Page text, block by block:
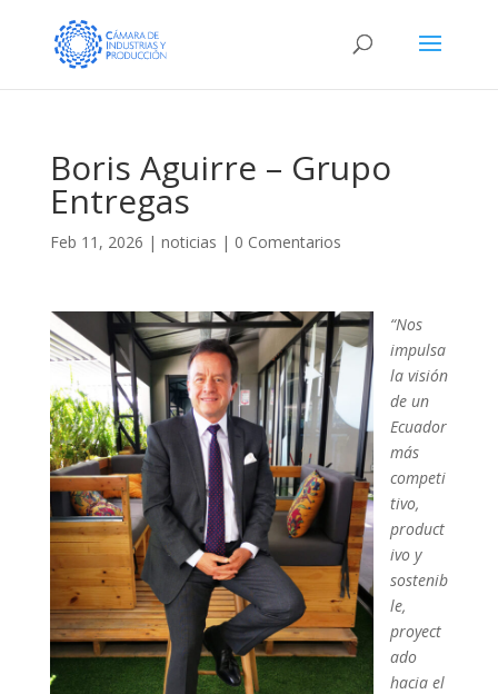
Boris Aguirre – Grupo
Entregas
Feb 11, 2026 | noticias | 0 Comentarios
“Nos
impulsa
la visión
de un
Ecuador
más
competi
tivo,
product
ivo y
sostenib
le,
proyect
ado
hacia el